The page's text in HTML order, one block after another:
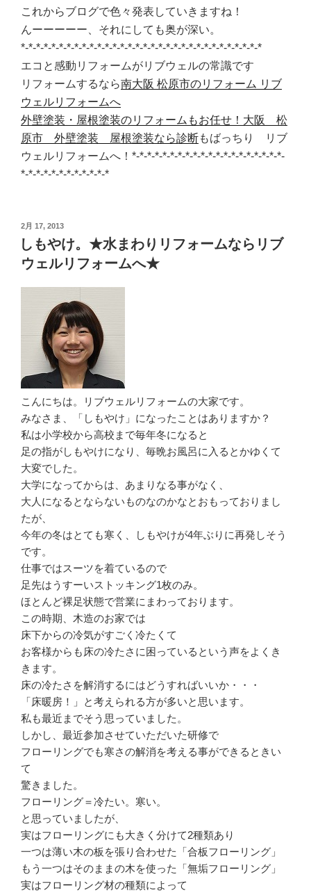
これからブログで色々発表していきますね！
んーーーーー、それにしても奥が深い。
*-*-*-*-*-*-*-*-*-*-*-*-*-*-*-*-*-*-*-*-*-*-*-*-*-*-*-*-*-*-*-*
エコと感動リフォームがリブウェルの常識です
リフォームするなら南大阪 松原市のリフォーム リブ
ウェルリフォームへ
外壁塗装・屋根塗装のリフォームもお任せ！大阪 松
原市 外壁塗装 屋根塗装なら診断もばっちり リブ
ウェルリフォームへ！*-*-*-*-*-*-*-*-*-*-*-*-*-*-*-*-*-*-*-*-
*-*-*-*-*-*-*-*-*-*-*-*
投
稿
日:
2月 17, 2013
しもやけ。★水まわりリフォームならリブ
ウェルリフォームへ★
こんにちは。リブウェルリフォームの大家です。
みなさま、「しもやけ」になったことはありますか？
私は小学校から高校まで毎年冬になると
足の指がしもやけになり、毎晩お風呂に入るとかゆくて
大変でした。
大学になってからは、あまりなる事がなく、
大人になるとならないものなのかなとおもっておりまし
たが、
今年の冬はとても寒く、しもやけが4年ぶりに再発しそう
です。
仕事ではスーツを着ているので
足先はうすーいストッキング1枚のみ。
ほとんど裸足状態で営業にまわっております。
この時期、木造のお家では
床下からの冷気がすごく冷たくて
お客様からも床の冷たさに困っているという声をよくき
きます。
床の冷たさを解消するにはどうすればいいか・・・
「床暖房！」と考えられる方が多いと思います。
私も最近までそう思っていました。
しかし、最近参加させていただいた研修で
フローリングでも寒さの解消を考える事ができるときい
て
驚きました。
フローリング＝冷たい。寒い。
と思っていましたが、
実はフローリングにも大きく分けて2種類あり
一つは薄い木の板を張り合わせた「合板フローリング」
もう一つはそのままの木を使った「無垢フローリング」
実はフローリング材の種類によって